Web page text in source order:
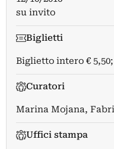
su invito
Biglietti
Biglietto intero €
Curatori
Marina Mojana,
Uffici stampa